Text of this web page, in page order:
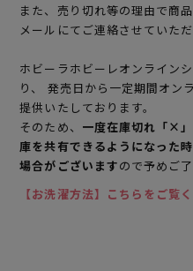
また、売り切れ等の理由で商
メールにてご連絡させていただ
ホビーラホビーレオンライン
り、 発売日から一定期間オン
提供いたしております。
そのため、 一度在庫切れ「×
庫を共有できるようになった
場合がございますので予めご
【お洗濯方法】こちらをご覧く